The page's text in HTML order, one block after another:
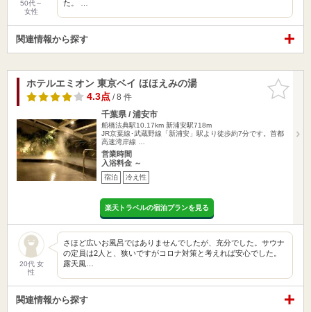
50代～
女性
た。 …
関連情報から探す
お気に入
りに追加
ホテルエミオン 東京ベイ ほほえみの湯
4.3点/ 8 件
千葉県 / 浦安市
船橋法典駅10.17km 新浦安駅718m
JR京葉線･武蔵野線「新浦安」駅より徒歩約7分です。首都
高速湾岸線 …
営業時間
入浴料金 ～
宿泊 冷え性
楽天トラベルの宿泊プランを見る
20代 女
性
さほど広いお風呂ではありませんでしたが、充分でした。サウナ
の定員は2人と、狭いですがコロナ対策と考えれば安心でした。
露天風…
関連情報から探す